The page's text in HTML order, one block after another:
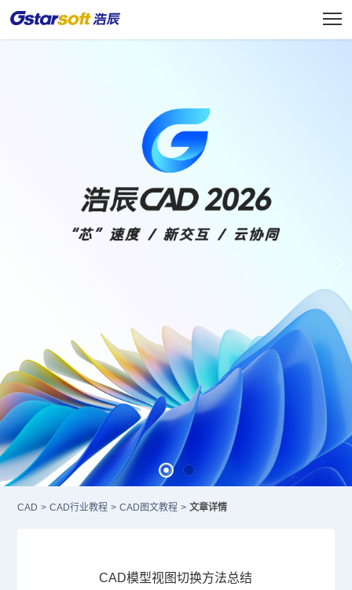
CAD > CAD行业教程 > CAD图文教程 > 文章详情
CAD模型视图切换方法总结